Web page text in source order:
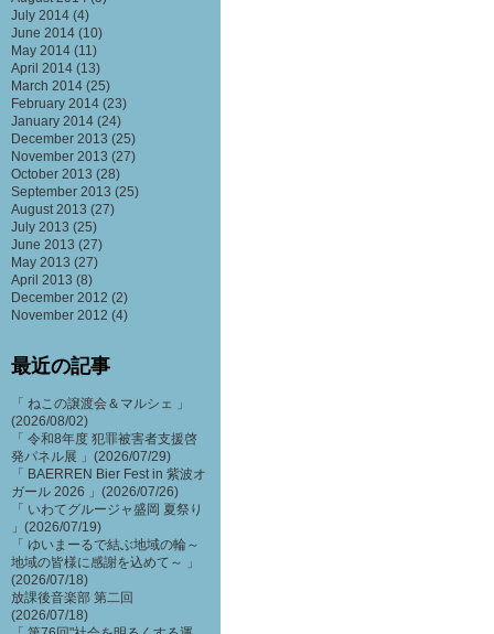
July 2014 (4)
June 2014 (10)
May 2014 (11)
April 2014 (13)
March 2014 (25)
February 2014 (23)
January 2014 (24)
December 2013 (25)
November 2013 (27)
October 2013 (28)
September 2013 (25)
August 2013 (27)
July 2013 (25)
June 2013 (27)
May 2013 (27)
April 2013 (8)
December 2012 (2)
November 2012 (4)
最近の記事
「 ねこの譲渡会＆マルシェ 」
(2026/08/02)
「 令和8年度 犯罪被害者支援啓
発パネル展 」(2026/07/29)
「 BAERREN Bier Fest in 紫波オ
ガール 2026 」(2026/07/26)
「 いわてグルージャ盛岡 夏祭り
」(2026/07/19)
「 ゆいまーるで結ぶ地域の輪～
地域の皆様に感謝を込めて～ 」
(2026/07/18)
放課後音楽部 第二回
(2026/07/18)